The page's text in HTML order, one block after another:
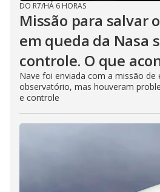
DO R7/HÁ 6 HORAS
Missão para salvar
em queda da Nasa
controle. O que
Nave foi enviada com a missão de
observatório, mas houveram
e controle